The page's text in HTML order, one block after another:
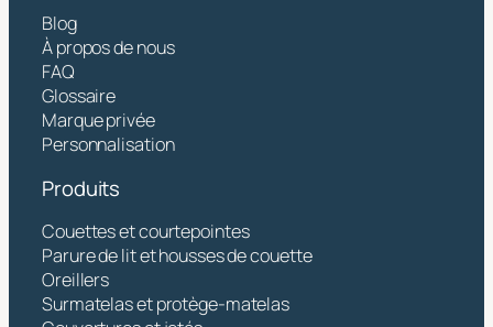
Blog
À propos de nous
FAQ
Glossaire
Marque privée
Personnalisation
Produits
Couettes et courtepointes
Parure de lit et housses de couette
Oreillers
Surmatelas et protège-matelas